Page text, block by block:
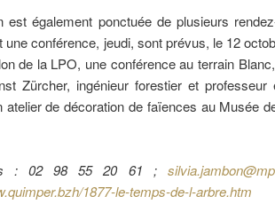
est également ponctuée de plusieurs
une conférence, jeudi, sont prévus, le 12
de la LPO, une conférence au terrain
Zürcher, ingénieur forestier et
atelier de décoration de faïences au Musée
: 02 98 55 20 61 ;
1877-le-temps-de-l-arbre.htm